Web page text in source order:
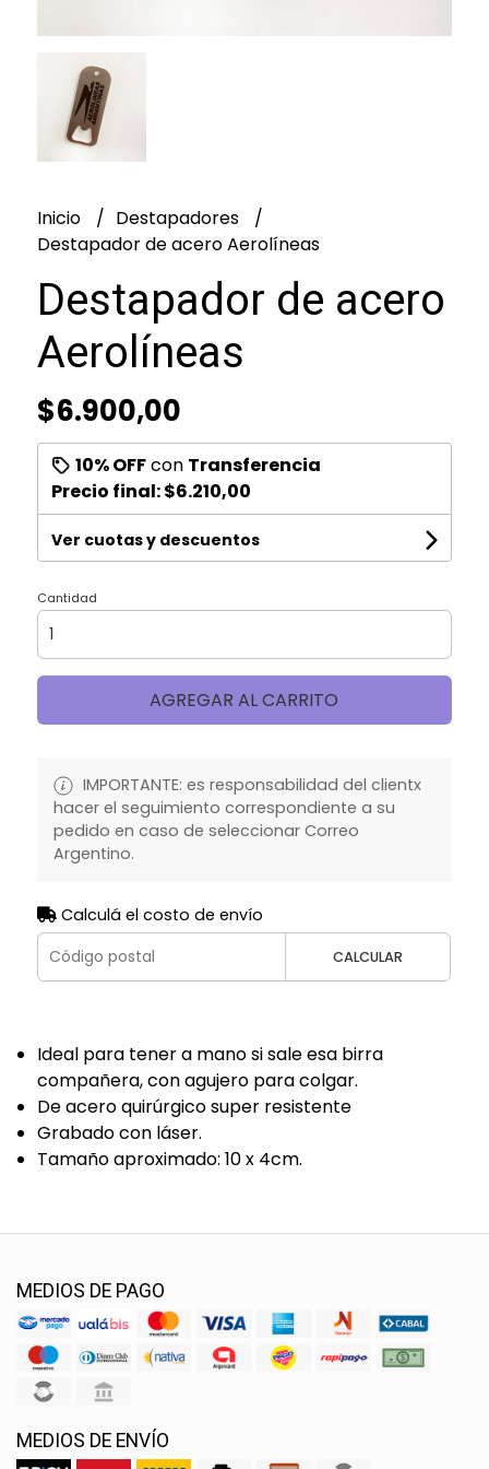
Inicio
Destapadores
Destapador de acero Aerolíneas
Destapador de acero
Aerolíneas
$6.900,00
10% OFFcon Transferencia
Precio final:$6.210,00
Ver cuotas y descuentos
Cantidad
AGREGAR AL CARRITO
IMPORTANTE: es responsabilidad del clientx
hacer el seguimiento correspondiente a su
pedido en caso de seleccionar Correo
Argentino.
Calculá el costo de envío
CALCULAR
Ideal para tener a mano si sale esa birra
compañera, con agujero para colgar.
De acero quirúrgico super resistente
Grabado con láser.
Tamaño aproximado: 10 x 4cm.
MEDIOS DE PAGO
MEDIOS DE ENVÍO